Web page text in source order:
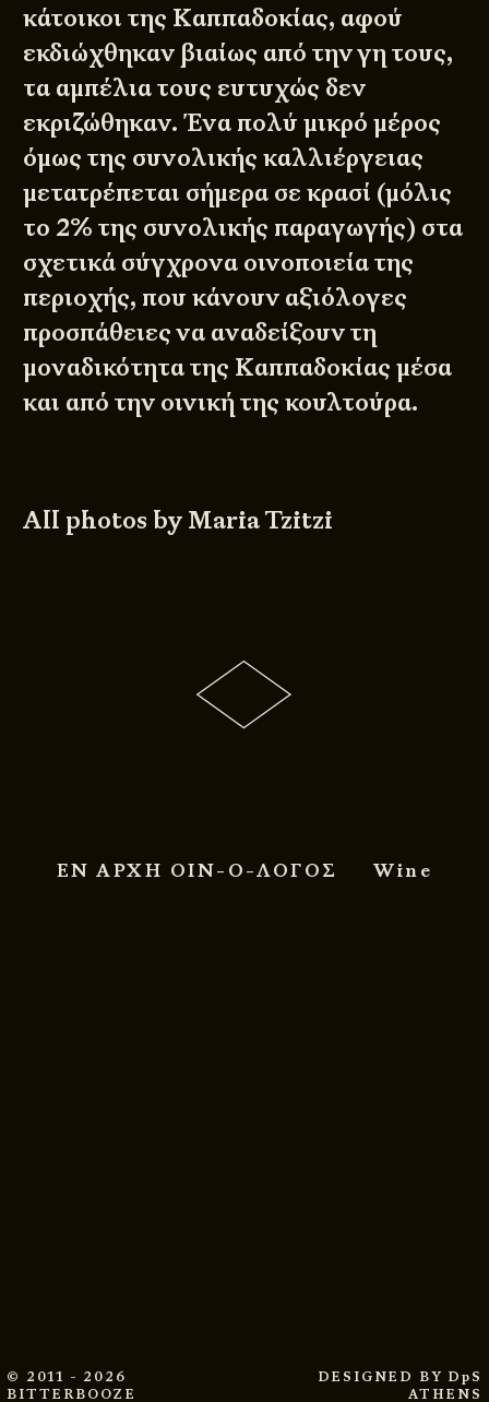
κάτοικοι της Καππαδοκίας, αφού
εκδιώχθηκαν βιαίως από την γη τους,
τα αμπέλια τους ευτυχώς δεν
εκριζώθηκαν. Ένα πολύ μικρό μέρος
όμως της συνολικής καλλιέργειας
μετατρέπεται σήμερα σε κρασί (μόλις
το 2% της συνολικής παραγωγής) στα
σχετικά σύγχρονα οινοποιεία της
περιοχής, που κάνουν αξιόλογες
προσπάθειες να αναδείξουν τη
μοναδικότητα της Καππαδοκίας μέσα
και από την οινική της κουλτούρα.
All photos by Maria Tzitzi
ΕΝ ΑΡΧΗ ΟΙΝ-Ο-ΛΟΓΟΣ Wine
© 2011 - 2026
BITTERBOOZE
DESIGNED BY DpS
ATHENS